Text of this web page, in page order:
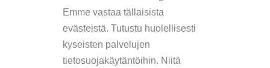
Emme vastaa tällaisista
evästeistä. Tutustu huolellisesti
kyseisten palvelujen
tietosuojakäytäntöihin. Niitä